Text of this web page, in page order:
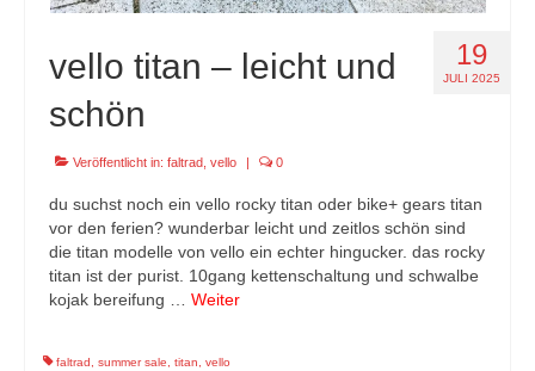
19
JULI 2025
vello titan – leicht und
schön
Veröffentlicht in: faltrad vello | 0
du suchst noch ein vello rocky titan oder bike+ gears titan
vor den ferien? wunderbar leicht und zeitlos schön sind
die titan modelle von vello ein echter hingucker. das rocky
titan ist der purist. 10gang kettenschaltung und schwalbe
kojak bereifung … Weiter
faltrad summer sale titan vello